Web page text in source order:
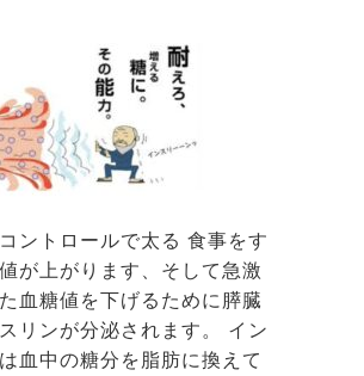
ントロールで太る 食事をす
が上がります、そして急激
血糖値を下げるために膵臓
リンが分泌されます。 イン
血中の糖分を脂肪に換えて